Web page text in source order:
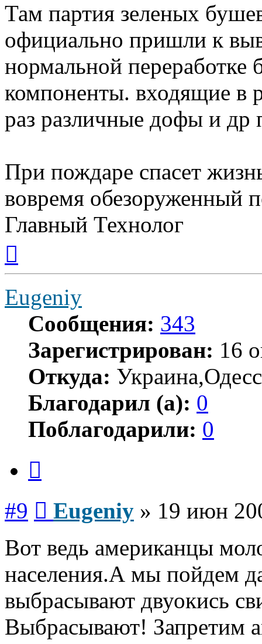
Там партия зеленых
официально пришли к
нормальной переработке
компоненты. входящие в
раз различные дофы и др
При пождаре спасет
вовремя обезоруженный
Главный Технолог
началу
Eugeniy
Сообщения: 343
Зарегистрирован: 16
Откуда:
Благодарил (а): 0
Поблагодарили: 0
#9 Eugeniy » 19 июн
Вот ведь американцы
населения.А мы пойдем
выбрасывают двуокись
Выбрасывают! Запретим